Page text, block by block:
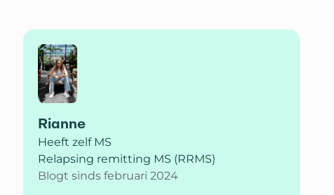
Rianne
Heeft zelf MS
Relapsing remitting MS (RRMS)
Blogt sinds februari 2024